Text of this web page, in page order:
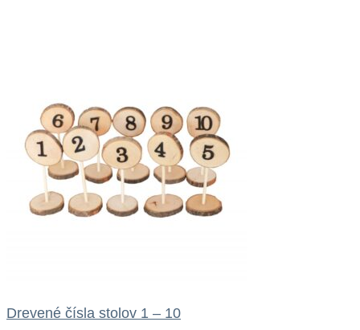
Drevené čísla stolov 1 – 10